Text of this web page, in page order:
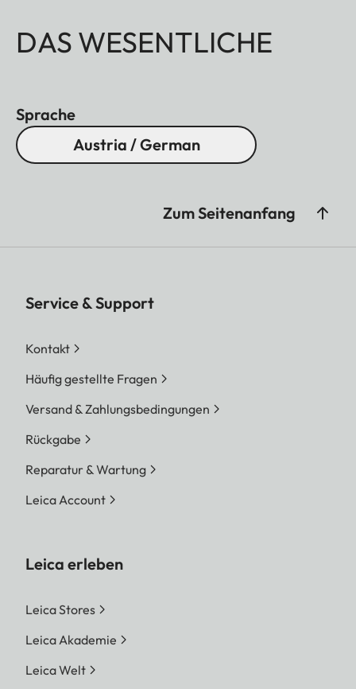
DAS WESENTLICHE
Sprache
Austria / German
Zum Seitenanfang
Service & Support
Kontakt
Häufig gestellte Fragen
Versand & Zahlungsbedingungen
Rückgabe
Reparatur & Wartung
Leica Account
Leica erleben
Leica Stores
Leica Akademie
Leica Welt